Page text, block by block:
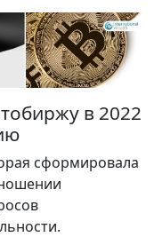
в 2022
сформировала